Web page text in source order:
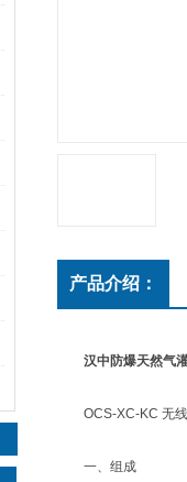
产品介绍：
汉中防爆天然气
OCS-XC-KC 无线
一、组成